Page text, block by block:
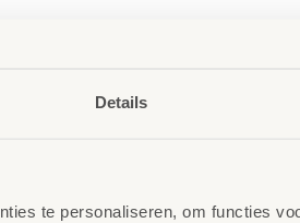
Details
te personaliseren, om functies